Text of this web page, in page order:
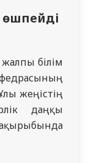
өшпейді
білім
жеңістің
даңқы
шетелдік